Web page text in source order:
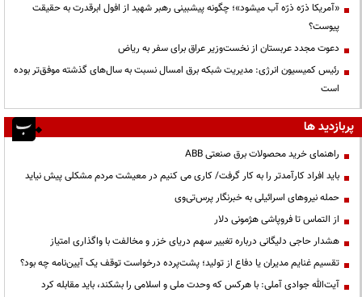
«آمریکا ذرّه ذرّه آب میشود»؛ چگونه پیشبینی رهبر شهید از افول ابرقدرت به حقیقت
پیوست؟
دعوت مجدد عربستان از نخست‌وزیر عراق برای سفر به ریاض
رئیس کمیسیون انرژی: مدیریت شبکه برق امسال نسبت به سال‌های گذشته موفق‌تر بوده
است
پربازدید ها
راهنمای خرید محصولات برق صنعتی ABB
باید افراد کارآمدتر را به کار گرفت/ کاری می کنیم در معیشت مردم مشکلی پیش نیاید
حمله نیروهای اسرائیلی به خبرنگار پرس‌تی‌وی
از التماس تا فروپاشی هژمونی دلار
هشدار حاجی دلیگانی درباره تغییر سهم دریای خزر و مخالفت با واگذاری امتیاز
تقسیم غنایم مدیران یا دفاع از تولید؛ پشت‌پرده درخواست توقف یک آیین‌نامه چه بود؟
آیت‌الله جوادی آملی: با هرکس که وحدت ملی و اسلامی را بشکند، باید مقابله کرد